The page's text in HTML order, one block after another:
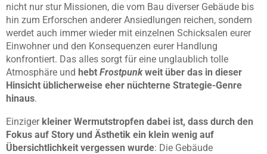
nicht nur stur Missionen, die vom Bau diverser Gebäude bis
hin zum Erforschen anderer Ansiedlungen reichen, sondern
werdet auch immer wieder mit einzelnen Schicksalen eurer
Einwohner und den Konsequenzen eurer Handlung
konfrontiert. Das alles sorgt für eine unglaublich tolle
Atmosphäre und hebt Frostpunkweit über das in dieser
Hinsicht üblicherweise eher nüchterne Strategie-Genre
hinaus.
Einziger kleiner Wermutstropfen dabei ist, dass durch den
Fokus auf Story und Ästhetik ein klein wenig auf
Übersichtlichkeit vergessen wurde: Die Gebäude